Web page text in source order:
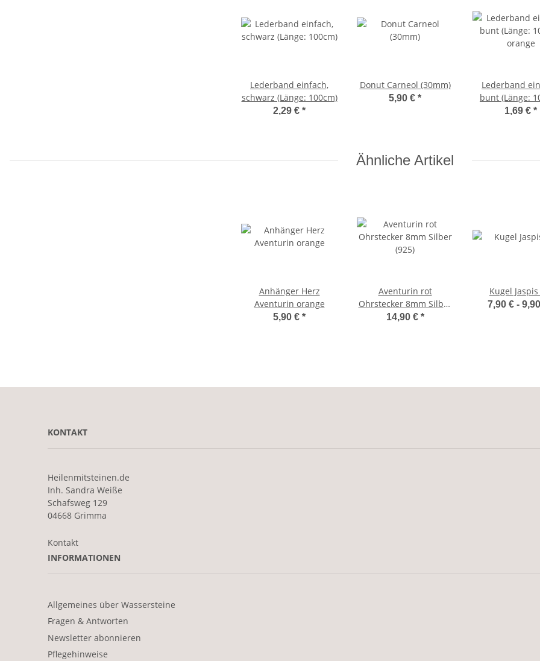
Lederband einfach,
schwarz (Länge: 100cm)
2,29 € *
Donut Carneol (30mm)
5,90 € *
Lederband
bunt (Länge:
orange
1,69 € *
Ähnliche Artikel
Anhänger Herz
Aventurin orange
5,90 € *
Aventurin rot
Ohrstecker 8mm Silber
(925)
14,90 € *
Kugel
7,90 € -
KONTAKT
Heilenmitsteinen.de
Inh. Sandra Weiße
Schafsweg 129
04668 Grimma
Kontakt
INFORMATIONEN
Allgemeines über Wassersteine
Fragen & Antworten
Newsletter abonnieren
Pflegehinweise